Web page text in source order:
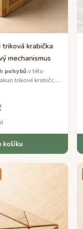
triková krabička
mechanismus
pohybův této
trikové krabičce
hlavolamů a
řemesla.
košíku